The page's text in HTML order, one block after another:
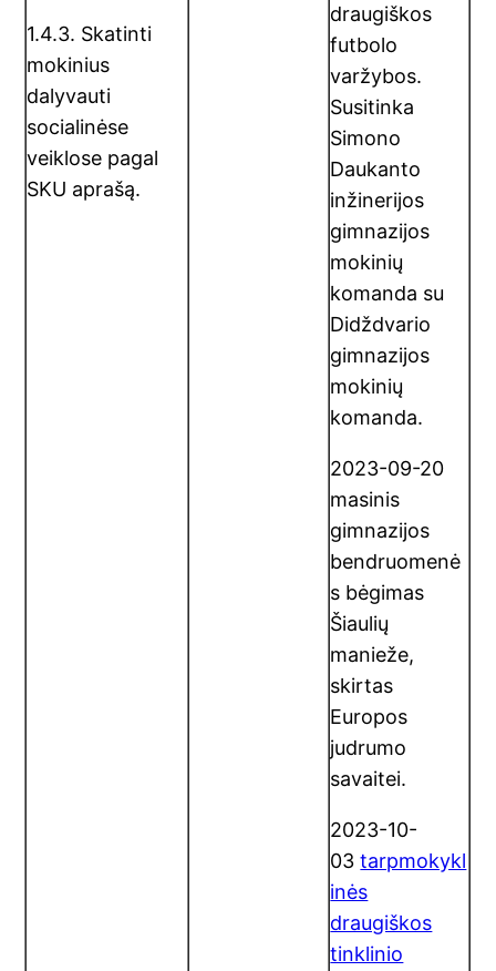
draugiškos
futbolo
varžybos.
Susitinka
Simono
Daukanto
inžinerijos
gimnazijos
mokinių
komanda su
Didždvario
gimnazijos
mokinių
komanda.
2023-09-20
masinis
gimnazijos
bendruomenė
s bėgimas
Šiaulių
manieže,
skirtas
Europos
judrumo
savaitei.
2023-10-
03tarpmokykl
inės
draugiškos
tinklinio
1.4.3. Skatinti
mokinius
dalyvauti
socialinėse
veiklose pagal
SKU aprašą.